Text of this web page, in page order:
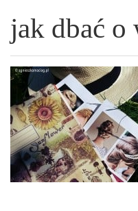
jak dbać o